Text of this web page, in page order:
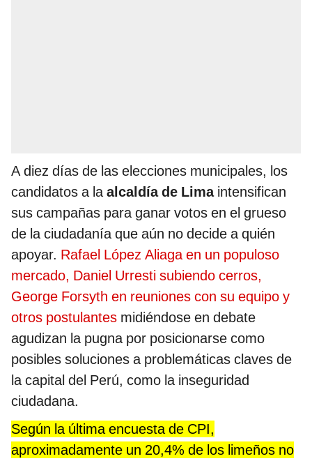
A diez días de las elecciones municipales, los
candidatos a laalcaldía de Limaintensifican
sus campañas para ganar votos en el grueso
de la ciudadanía que aún no decide a quién
apoyar. Rafael López Aliaga en un populoso
mercado, Daniel Urresti subiendo cerros,
George Forsyth en reuniones con su equipo y
otros postulantes midiéndose en debate
agudizan la pugna por posicionarse como
posibles soluciones a problemáticas claves de
la capital del Perú, como la inseguridad
ciudadana.
Según la última encuesta de CPI,
aproximadamente un 20,4% de los limeños no